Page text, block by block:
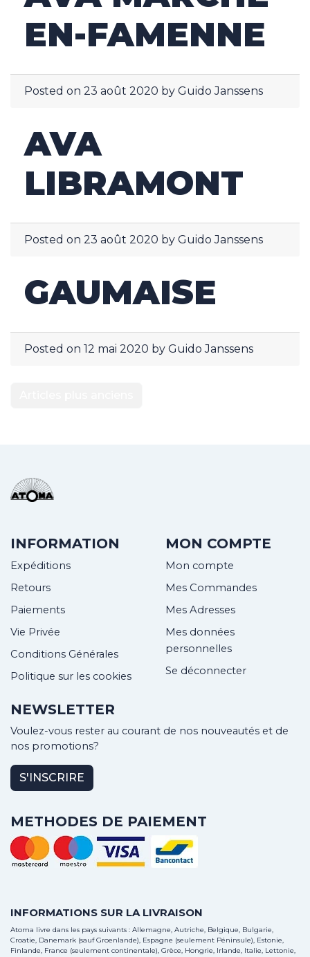
EN-FAMENNE
Posted on 23 août 2020 by Guido Janssens
AVA
LIBRAMONT
Posted on 23 août 2020 by Guido Janssens
GAUMAISE
Posted on 12 mai 2020 by Guido Janssens
ARTICLES
INFORMATION
Expéditions
Retours
Paiements
Vie Privée
Conditions Générales
Politique sur les cookies
MON COMPTE
Mon compte
Mes Commandes
Mes Adresses
Mes données
personnelles
Se déconnecter
NEWSLETTER
Voulez-vous rester au courant de nos nouveautés et de
nos promotions?
S'INSCRIRE
METHODES DE PAIEMENT
INFORMATIONS SUR LA LIVRAISON
Atoma livre dans les pays suivants : Allemagne, Autriche, Belgique, Bulgarie,
Croatie, Danemark (sauf Groenlande), Espagne (seulement Péninsule), Estonie,
Finlande, France (seulement continentale), Grèce, Hongrie, Irlande, Italie, Lettonie,